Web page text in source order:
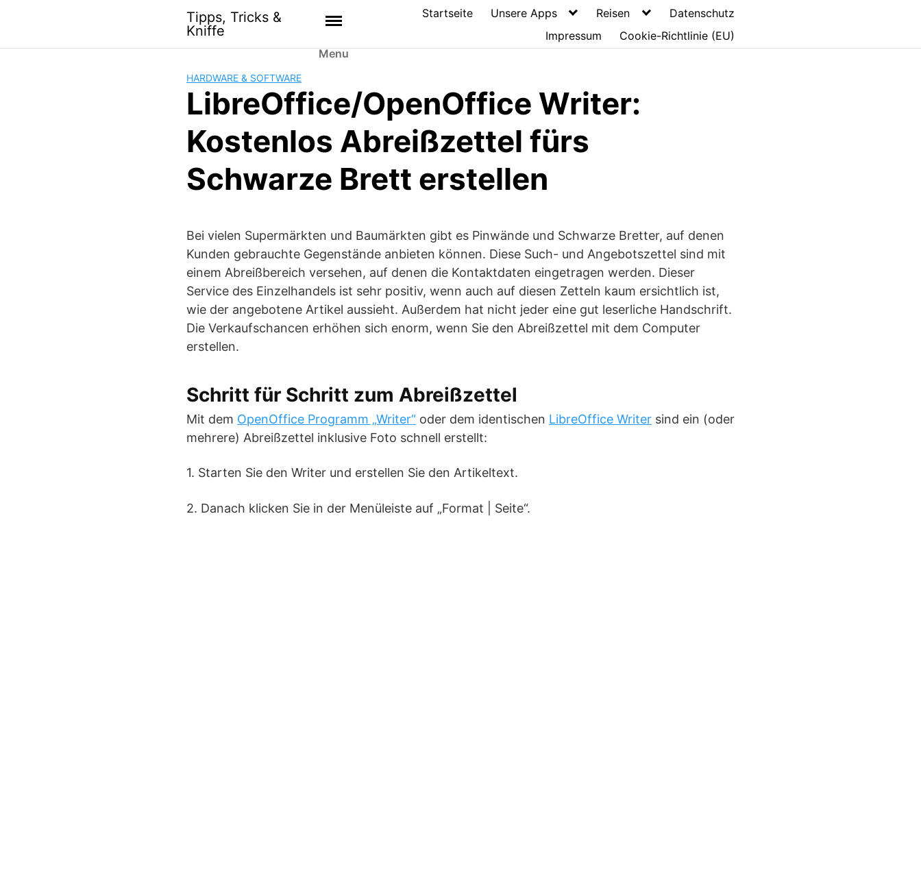
Tipps, Tricks &
Kniffe
Menu
Startseite Unsere Apps Reisen
Datenschutz
Impressum
Cookie-Richtlinie (EU)
HARDWARE & SOFTWARE
LibreOffice/OpenOffice Writer:
Kostenlos Abreißzettel fürs
Schwarze Brett erstellen
Bei vielen Supermärkten und Baumärkten gibt es Pinwände und Schwarze Bretter, auf denen
Kunden gebrauchte Gegenstände anbieten können. Diese Such- und Angebotszettel sind mit
einem Abreißbereich versehen, auf denen die Kontaktdaten eingetragen werden. Dieser
Service des Einzelhandels ist sehr positiv, wenn auch auf diesen Zetteln kaum ersichtlich ist,
wie der angebotene Artikel aussieht. Außerdem hat nicht jeder eine gut leserliche Handschrift.
Die Verkaufschancen erhöhen sich enorm, wenn Sie den Abreißzettel mit dem Computer
erstellen.
Schritt für Schritt zum Abreißzettel
Mit dem OpenOffice Programm „Writer“ oder dem identischen LibreOffice Writer sind ein (oder
mehrere) Abreißzettel inklusive Foto schnell erstellt:
1. Starten Sie den Writer und erstellen Sie den Artikeltext.
2. Danach klicken Sie in der Menüleiste auf „Format | Seite“.